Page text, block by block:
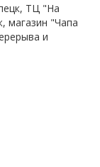
ТЦ "На
магазин "Чапа
и